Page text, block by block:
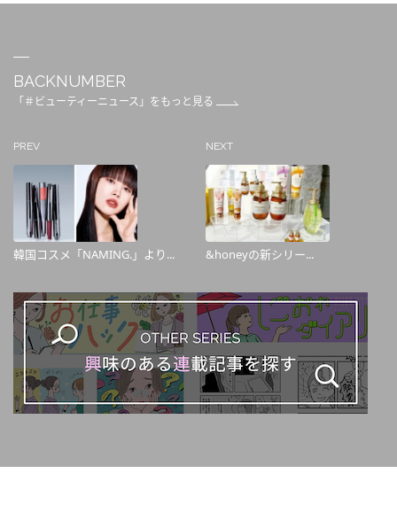
BACKNUMBER
「＃ビューティーニュース」をもっと見る
PREV
韓国コスメ「NAMING.」より...
NEXT
&honeyの新シリー...